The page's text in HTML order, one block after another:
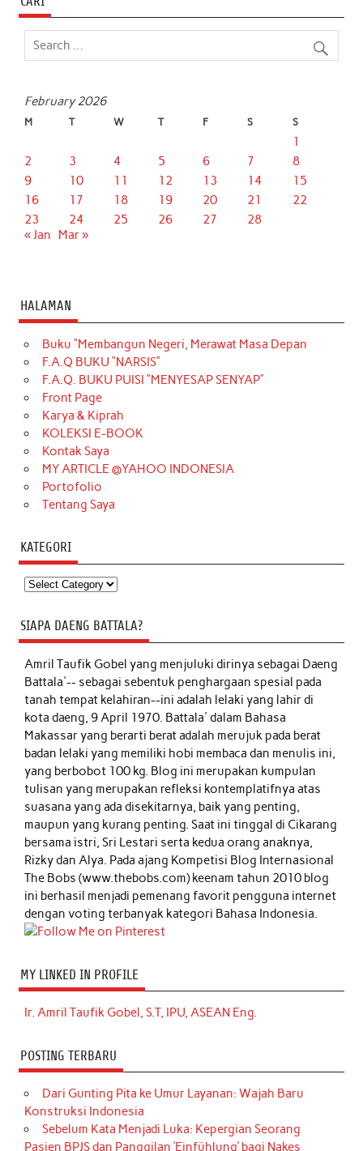
February 2026
M T W T F S S
1
2
3 4 5 6 7
8
9
10 11 12 13 14
15
16
17 18 19 20 21
22
23
24 25 26 27
28
« Jan
Mar »
HALAMAN
Buku “Membangun Negeri, Merawat Masa Depan
F.A.Q BUKU “NARSIS”
F.A.Q. BUKU PUISI “MENYESAP SENYAP”
Front Page
Karya & Kiprah
KOLEKSI E-BOOK
Kontak Saya
MY ARTICLE @YAHOO INDONESIA
Portofolio
Tentang Saya
KATEGORI
Kategori
SIAPA DAENG BATTALA?
Amril Taufik Gobelyang menjuluki dirinya sebagai Daeng
Battala'-- sebagai sebentuk penghargaan spesial pada
tanah tempat kelahiran--ini adalah lelaki yang lahir di
kota daeng, 9 April 1970. Battala' dalam Bahasa
Makassar yang berarti berat adalah merujuk pada berat
badan lelaki yang memiliki hobi membaca dan menulis ini,
yang berbobot 100 kg. Blog ini merupakan kumpulan
tulisan yang merupakan refleksi kontemplatifnya atas
suasana yang ada disekitarnya, baik yang penting,
maupun yang kurang penting. Saat ini tinggal di Cikarang
bersama istri, Sri Lestari serta kedua orang anaknya,
Rizky dan Alya. Pada ajang Kompetisi Blog Internasional
The Bobs (www.thebobs.com) keenam tahun 2010 blog
ini berhasil menjadi pemenang favorit pengguna internet
dengan voting terbanyak kategori Bahasa Indonesia.
MY LINKED IN PROFILE
Ir. Amril Taufik Gobel, S.T, IPU, ASEAN Eng.
POSTING TERBARU
Dari Gunting Pita ke Umur Layanan: Wajah Baru
Konstruksi Indonesia
Sebelum Kata Menjadi Luka: Kepergian Seorang
Pasien BPJS dan Panggilan ‘Einfühlung’ bagi Nakes